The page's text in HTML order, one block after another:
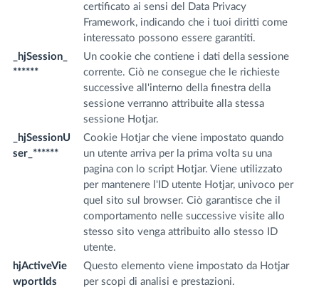
certificato ai sensi del Data Privacy
Framework, indicando che i tuoi diritti come
interessato possono essere garantiti.
_hjSession_
******
Un cookie che contiene i dati della sessione
corrente. Ciò ne consegue che le richieste
successive all'interno della finestra della
sessione verranno attribuite alla stessa
sessione Hotjar.
_hjSessionU
ser_******
Cookie Hotjar che viene impostato quando
un utente arriva per la prima volta su una
pagina con lo script Hotjar. Viene utilizzato
per mantenere l'ID utente Hotjar, univoco per
quel sito sul browser. Ciò garantisce che il
comportamento nelle successive visite allo
stesso sito venga attribuito allo stesso ID
utente.
hjActiveVie
wportIds
Questo elemento viene impostato da Hotjar
per scopi di analisi e prestazioni.